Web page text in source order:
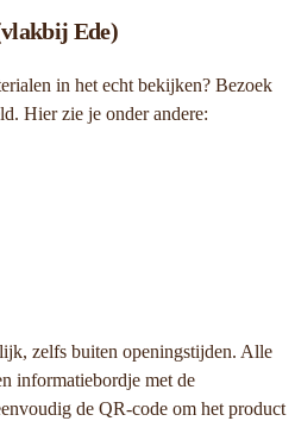
Ede)
in het echt bekijken? Bezoek
Hier zie je onder andere:
zelfs buiten openingstijden. Alle
informatiebordje met de
de QR-code om het product